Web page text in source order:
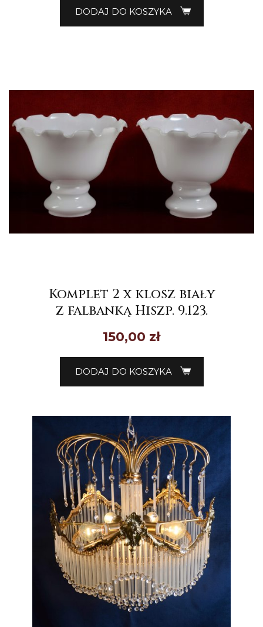
DODAJ DO KOSZYKA
Komplet 2 x klosz biały
z falbanką Hiszp. 9.123.
150,00 zł
DODAJ DO KOSZYKA